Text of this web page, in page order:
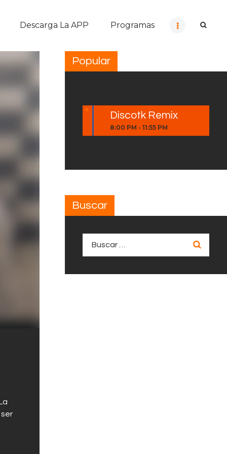
Descarga La APP Programas
Popular
Discotk Remix
8:00 PM -11:55 PM
Buscar